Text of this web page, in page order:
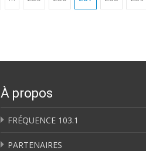
À propos
FRÉQUENCE 103.1
PARTENAIRES